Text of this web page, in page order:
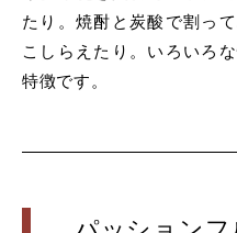
たり。焼酎と炭酸で割っ
こしらえたり。いろいろ
特徴です。